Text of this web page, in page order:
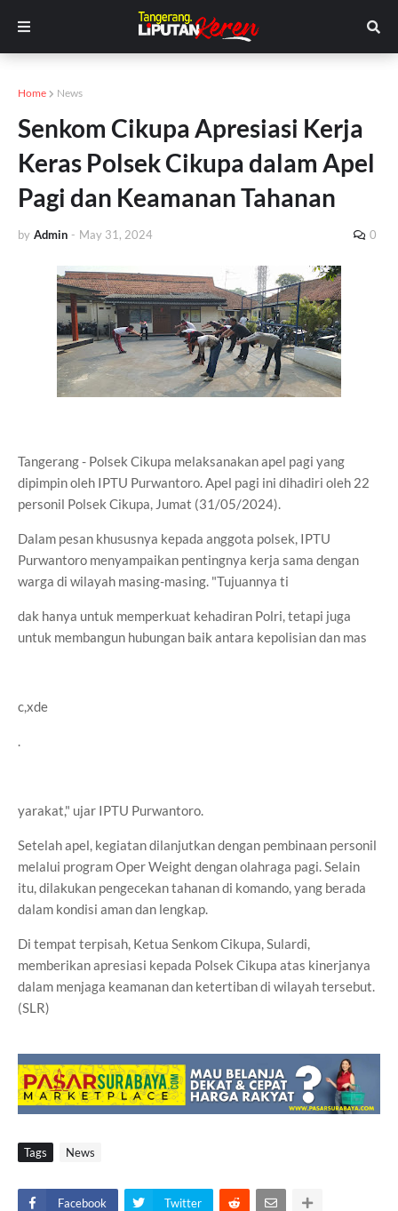
Home News
Senkom Cikupa Apresiasi Kerja
Keras Polsek Cikupa dalam Apel
Pagi dan Keamanan Tahanan
by Admin - May 31, 2024 0
Tangerang - Polsek Cikupa melaksanakan apel pagi yang
dipimpin oleh IPTU Purwantoro. Apel pagi ini dihadiri oleh 22
personil Polsek Cikupa, Jumat (31/05/2024).
Dalam pesan khususnya kepada anggota polsek, IPTU
Purwantoro menyampaikan pentingnya kerja sama dengan
warga di wilayah masing-masing. "Tujuannya ti
dak hanya untuk memperkuat kehadiran Polri, tetapi juga
untuk membangun hubungan baik antara kepolisian dan mas
c,xde
.
yarakat," ujar IPTU Purwantoro.
Setelah apel, kegiatan dilanjutkan dengan pembinaan personil
melalui program Oper Weight dengan olahraga pagi. Selain
itu, dilakukan pengecekan tahanan di komando, yang berada
dalam kondisi aman dan lengkap.
Di tempat terpisah, Ketua Senkom Cikupa, Sulardi,
memberikan apresiasi kepada Polsek Cikupa atas kinerjanya
dalam menjaga keamanan dan ketertiban di wilayah tersebut.
(SLR)
Tags News
Facebook Twitter